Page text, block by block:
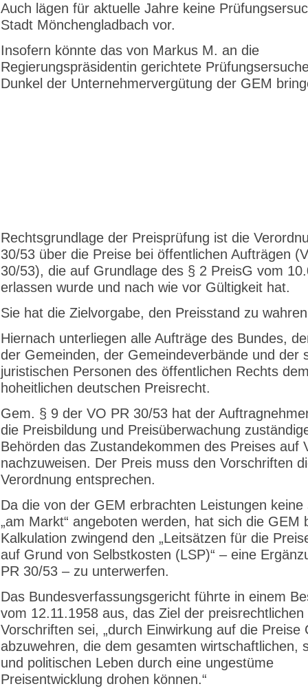
Auch lägen für aktuelle Jahre keine
Stadt Mönchengladbach vor.
Insofern könnte das von Markus M. an die
Regierungspräsidentin gerichtete
Dunkel der Unternehmervergütung der GEM
Rechtsgrundlage der Preisprüfung ist die
30/53 über die Preise bei öffentlichen Aufträgen
30/53), die auf Grundlage des § 2 PreisG vom
erlassen wurde und nach wie vor Gültigkeit hat.
Sie hat die Zielvorgabe, den Preisstand zu
Hiernach unterliegen alle Aufträge des Bundes,
der Gemeinden, der Gemeindeverbände und der
juristischen Personen des öffentlichen Rechts
hoheitlichen deutschen Preisrecht.
Gem. § 9 der VO PR 30/53 hat der
die Preisbildung und Preisüberwachung
Behörden das Zustandekommen des Preises auf
nachzuweisen. Der Preis muss den Vorschriften
Verordnung entsprechen.
Da die von der GEM erbrachten Leistungen keine
„am Markt“ angeboten werden, hat sich die GEM
Kalkulation zwingend den „Leitsätzen für die
auf Grund von Selbstkosten (LSP)“ – eine
PR 30/53 – zu unterwerfen.
Das Bundesverfassungsgericht führte in einem
vom 12.11.1958 aus, das Ziel der preisrechtlichen
Vorschriften sei, „durch Einwirkung auf die Preise
abzuwehren, die dem gesamten wirtschaftlichen,
und politischen Leben durch eine ungestüme
Preisentwicklung drohen können.“